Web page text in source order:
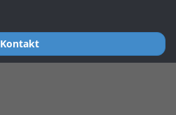
Kontakt